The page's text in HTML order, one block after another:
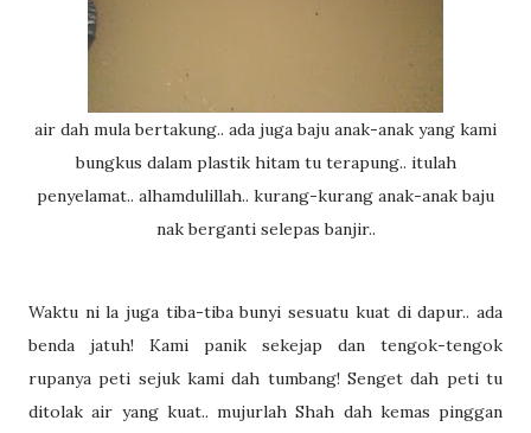
air dah mula bertakung.. ada juga baju anak-anak yang kami
bungkus dalam plastik hitam tu terapung.. itulah
penyelamat.. alhamdulillah.. kurang-kurang anak-anak baju
nak berganti selepas banjir..
Waktu ni la juga tiba-tiba bunyi sesuatu kuat di dapur.. ada
benda jatuh! Kami panik sekejap dan tengok-tengok
rupanya peti sejuk kami dah tumbang! Senget dah peti tu
ditolak air yang kuat.. mujurlah Shah dah kemas pinggan